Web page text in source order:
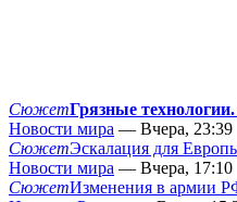
СюжетГрязные
Новости мира — Вчера, 23:39
СюжетЭскалация для
Новости мира — Вчера, 17:10
СюжетИзменения в армии